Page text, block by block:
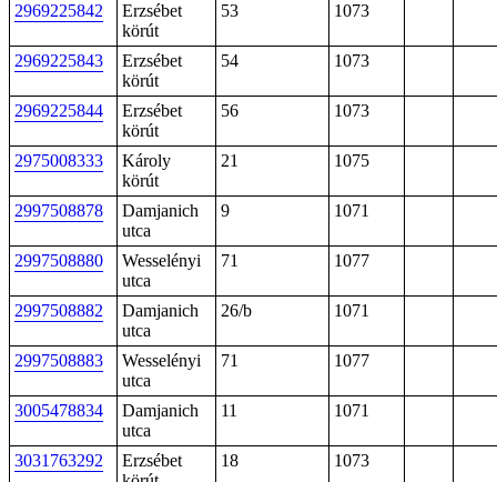
2969225842
Erzsébet
körút
53 1073
2969225843
Erzsébet
körút
54 1073
2969225844
Erzsébet
körút
56 1073
2975008333
Károly
körút
21 1075
2997508878
Damjanich
utca
9 1071
2997508880
Wesselényi
utca
71 1077
2997508882
Damjanich
utca
26/b 1071
2997508883
Wesselényi
utca
71 1077
3005478834
Damjanich
utca
11 1071
3031763292
Erzsébet
18 1073